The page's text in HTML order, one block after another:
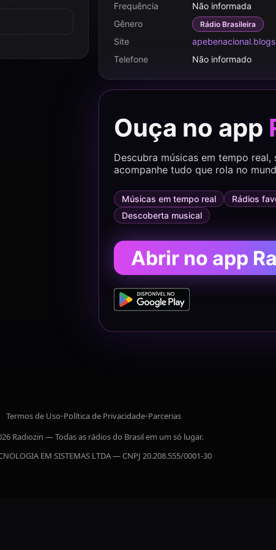
Frequência
Não informada
Gênero
Rádio Brasileira
Site
Telefone
Não informado
Ouça no app
Descubra músicas em tempo
acompanhe tudo que rola no
Músicas em tempo real Rádios
Descoberta musical
Abrir no app
Termos de Uso•Política de Privacidade•Parcerias
Radiozin — Todas as rádios do Brasil em um só lugar.
EM SISTEMAS LTDA — CNPJ 20.208.555/0001-30